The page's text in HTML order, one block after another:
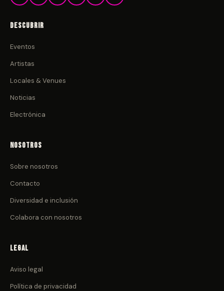
Descubrir
Eventos
Artistas
Locales & Venues
Noticias
Electrónica
Nosotros
Sobre nosotros
Contacto
Diversidad e inclusión
Colabora con nosotros
Legal
Aviso legal
Política de privacidad